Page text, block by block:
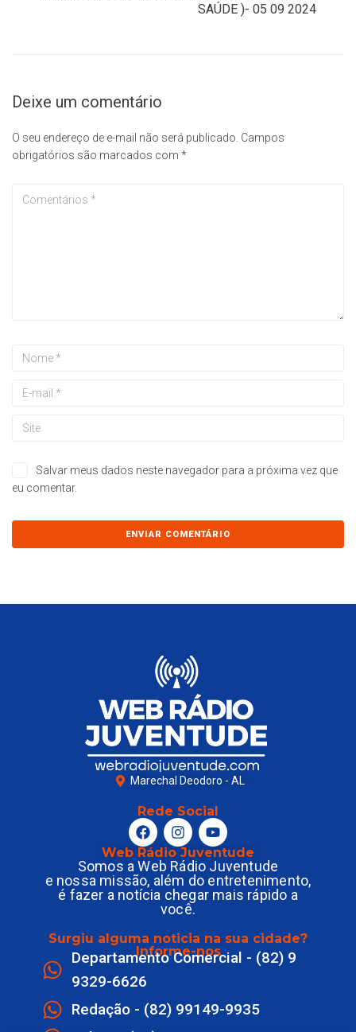
SAÚDE )- 05 09 2024
Deixe um comentário
O seu endereço de e-mail não será publicado. Campos
obrigatórios são marcados com *
Salvar meus dados neste navegador para a próxima vez que
eu comentar.
Marechal Deodoro - AL
Rede Social
Web Rádio Juventude
Somos a Web Rádio Juventude
e nossa missão, além do entretenimento,
é fazer a notícia chegar mais rápido a
você.
Surgiu alguma noticia na sua cidade?
Informe-nos
Departamento Comercial - (82) 9
9329-6626
Redação - (82) 99149-9935